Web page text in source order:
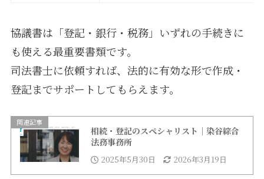
協議書は「登記・銀行・税務」いずれの手続きに
も使える最重要書類です。
司法書士に依頼すれば、法的に有効な形で作成・
登記までサポートしてもらえます。
関連記事
相続・登記のスペシャリスト｜染谷綜合
法務事務所
2025年5月30日 2026年3月19日